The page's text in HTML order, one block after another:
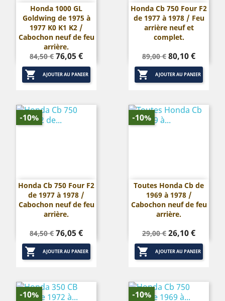
Honda 1000 GL
Goldwing de 1975 à
1977 K0 K1 K2 /
Cabochon neuf de feu
arrière.
Prix
de
base
84,50 € Prix
76,05 €
 AJOUTER AU PANIER
Honda Cb 750 Four F2
de 1977 à 1978 / Feu
arrière neuf et
complet.
Prix
de
base
89,00 € Prix
80,10 €
 AJOUTER AU PANIER
Honda Cb 750 Four F2
de 1977 à 1978 /
Cabochon neuf de feu
arrière.
Prix
de
base
84,50 € Prix
76,05 €
 AJOUTER AU PANIER
-10%
Toutes Honda Cb de
1969 à 1978 /
Cabochon neuf de feu
arrière.
Prix
de
base
29,00 € Prix
26,10 €
 AJOUTER AU PANIER
-10%
-10% -10%